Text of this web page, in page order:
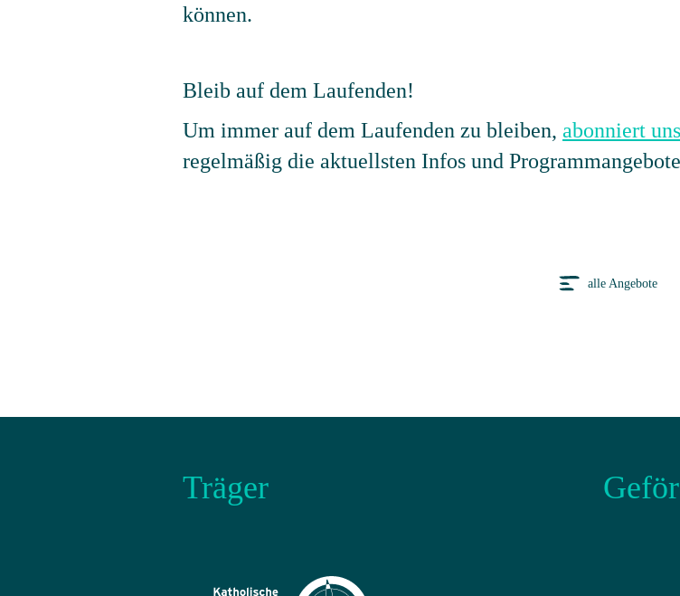
können.
Bleib auf dem Laufenden!
Um immer auf dem Laufenden zu bleiben, abonniert
regelmäßig die aktuellsten Infos und
alle Angebote
Träger